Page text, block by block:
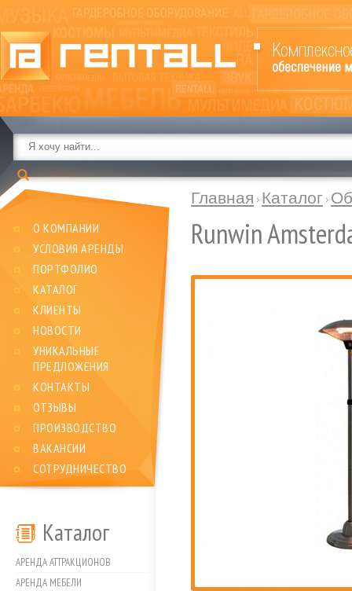
О КОМПАНИИ
УСЛОВИЯ АРЕНДЫ
ПОРТФОЛИО
КАТАЛОГ
КЛИЕНТЫ
НОВОСТИ
УНИКАЛЬНЫЕ
ПРЕДЛОЖЕНИЯ
КОНТАКТЫ
ОТЗЫВЫ
ПРОИЗВОДСТВО
ВАКАНСИИ
СОТРУДНИЧЕСТВО
Каталог
АРЕНДА АТТРАКЦИОНОВ
АРЕНДА МЕБЕЛИ
Главная Каталог
Runwin